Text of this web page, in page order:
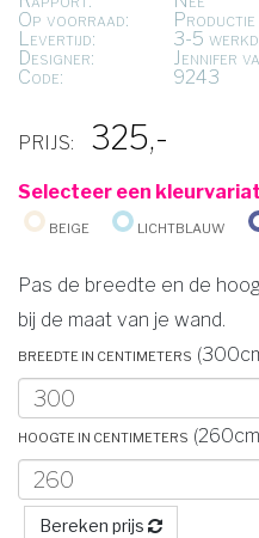
Op voorraad:
Levertijd:
3-5
Designer:
Jennifer
Code:
9243
PRIJS: 325,-
Selecteer een
Beige
Lichtblauw
Pas de breedte en de
bij de maat van je wand.
Breedte in centimeters
Hoogte in centimeters
Bereken prijs